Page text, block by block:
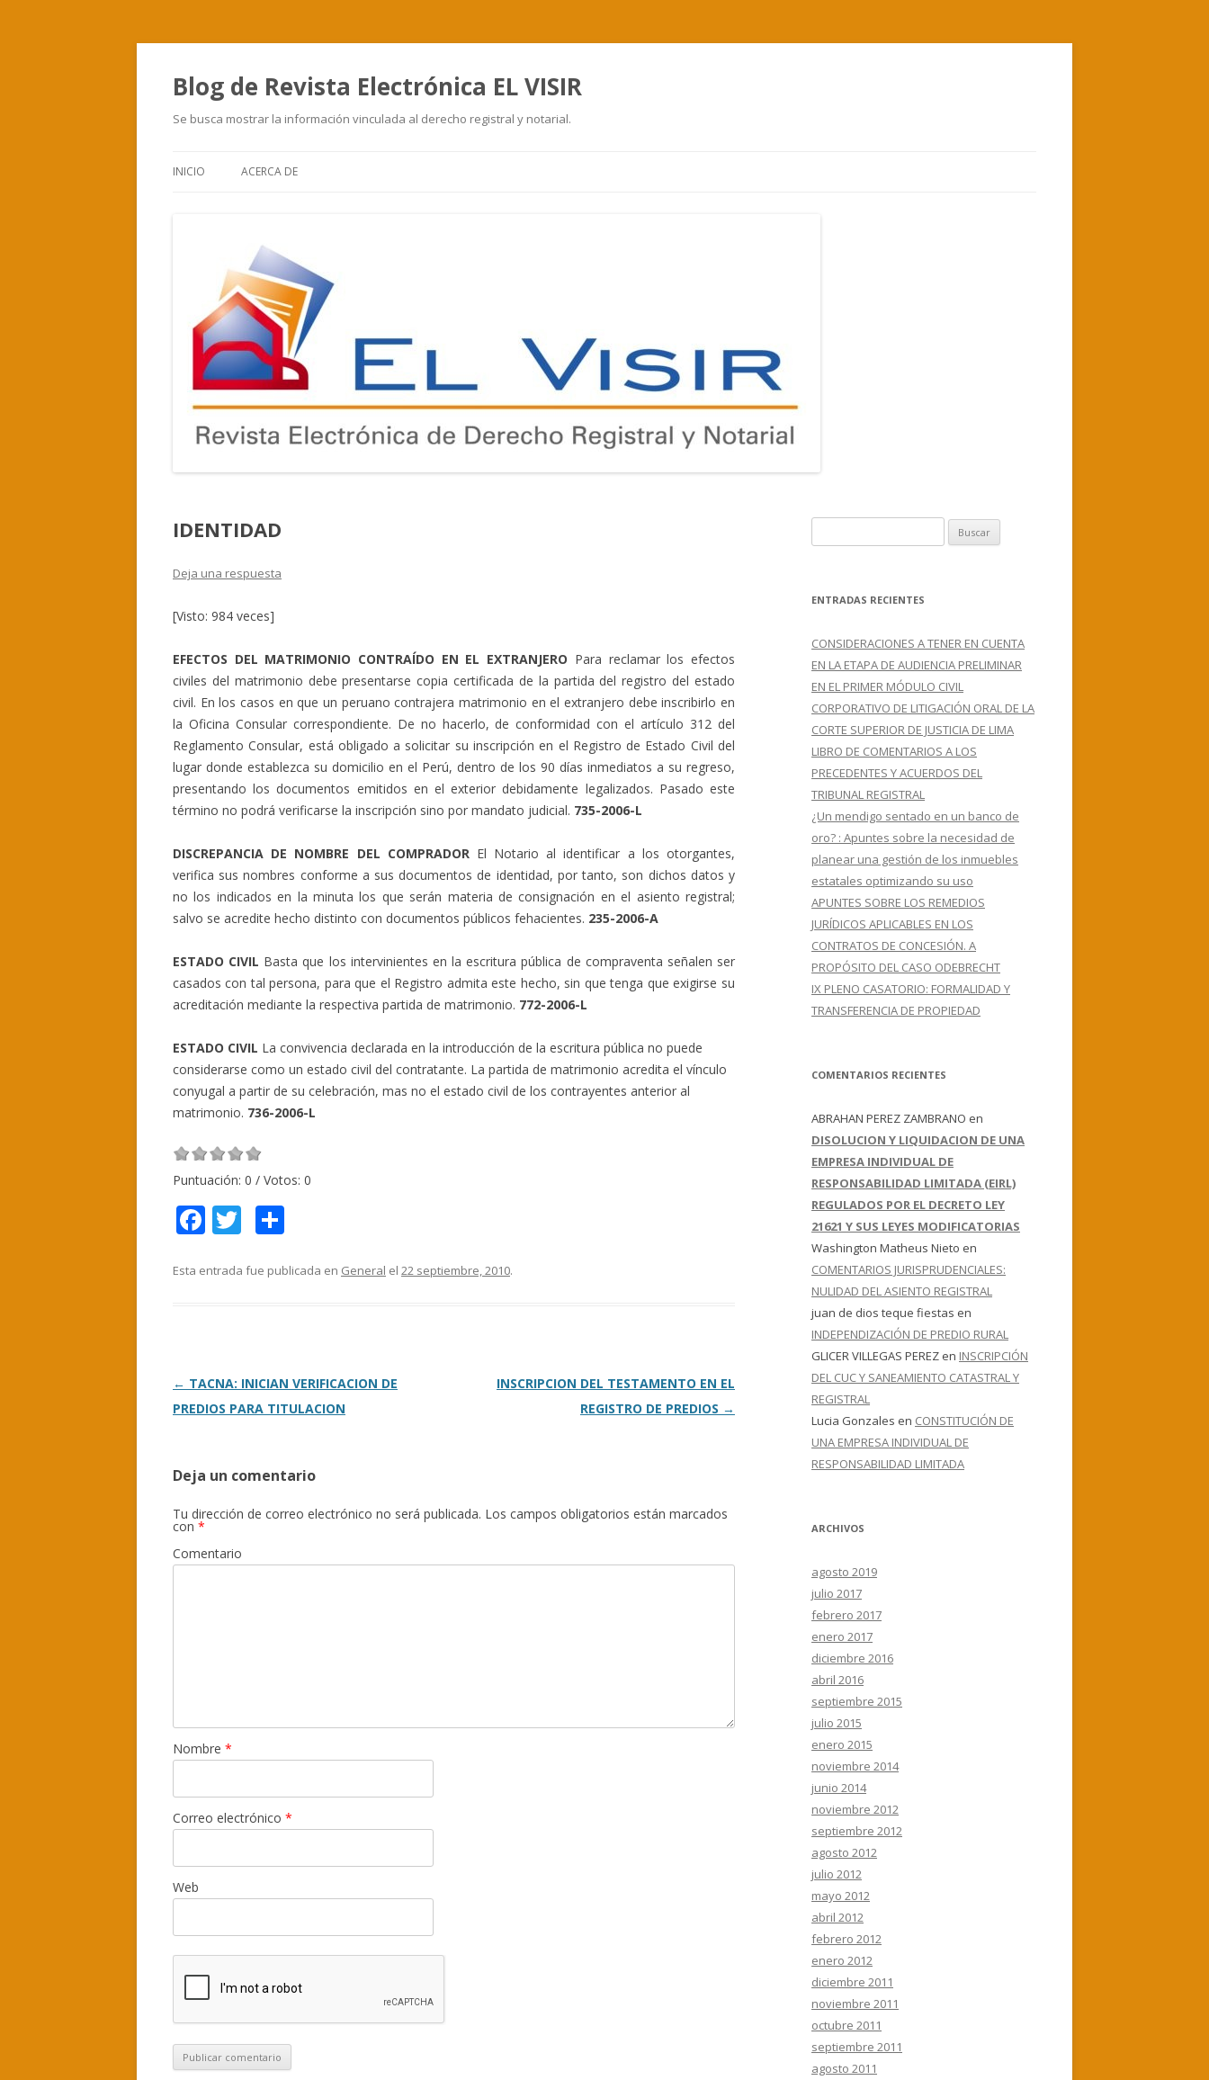
Blog de Revista Electrónica EL VISIR
Se busca mostrar la información vinculada al derecho registral y notarial.
INICIO ACERCA DE
IDENTIDAD
Deja una respuesta
[Visto: 984 veces]
EFECTOS DEL MATRIMONIO CONTRAÍDO EN EL EXTRANJERO Para reclamar los efectos
civiles del matrimonio debe presentarse copia certificada de la partida del registro del estado
civil. En los casos en que un peruano contrajera matrimonio en el extranjero debe inscribirlo en
la Oficina Consular correspondiente. De no hacerlo, de conformidad con el artículo 312 del
Reglamento Consular, está obligado a solicitar su inscripción en el Registro de Estado Civil del
lugar donde establezca su domicilio en el Perú, dentro de los 90 días inmediatos a su regreso,
presentando los documentos emitidos en el exterior debidamente legalizados. Pasado este
término no podrá verificarse la inscripción sino por mandato judicial. 735-2006-L
DISCREPANCIA DE NOMBRE DEL COMPRADOREl Notario al identificar a los otorgantes,
verifica sus nombres conforme a sus documentos de identidad, por tanto, son dichos datos y
no los indicados en la minuta los que serán materia de consignación en el asiento registral;
salvo se acredite hecho distinto con documentos públicos fehacientes. 235-2006-A
ESTADO CIVIL Basta que los intervinientes en la escritura pública de compraventa señalen ser
casados con tal persona, para que el Registro admita este hecho, sin que tenga que exigirse su
acreditación mediante la respectiva partida de matrimonio. 772-2006-L
ESTADO CIVIL La convivencia declarada en la introducción de la escritura pública no puede
considerarse como un estado civil del contratante. La partida de matrimonio acredita el vínculo
conyugal a partir de su celebración, mas no el estado civil de los contrayentes anterior al
matrimonio. 736-2006-L
Puntuación: 0 / Votos: 0
F
e
k
T
itt m
r
Esta entrada fue publicada en General el 22 septiembre, 2010.
Navegación
de
← TACNA: INICIAN VERIFICACION DE
PREDIOS PARA TITULACION
INSCRIPCION DEL TESTAMENTO EN EL
REGISTRO DE PREDIOS →
Deja un comentario
Tu dirección de correo electrónico no será publicada. Los campos obligatorios están marcados
con *
Comentario
Nombre *
Correo electrónico *
Web
u
c
r
:
ENTRADAS RECIENTES
CONSIDERACIONES A TENER EN CUENTA
EN LA ETAPA DE AUDIENCIA PRELIMINAR
EN EL PRIMER MÓDULO CIVIL
CORPORATIVO DE LITIGACIÓN ORAL DE LA
CORTE SUPERIOR DE JUSTICIA DE LIMA
LIBRO DE COMENTARIOS A LOS
PRECEDENTES Y ACUERDOS DEL
TRIBUNAL REGISTRAL
¿Un mendigo sentado en un banco de
oro? : Apuntes sobre la necesidad de
planear una gestión de los inmuebles
estatales optimizando su uso
APUNTES SOBRE LOS REMEDIOS
JURÍDICOS APLICABLES EN LOS
CONTRATOS DE CONCESIÓN. A
PROPÓSITO DEL CASO ODEBRECHT
IX PLENO CASATORIO: FORMALIDAD Y
TRANSFERENCIA DE PROPIEDAD
COMENTARIOS RECIENTES
ABRAHAN PEREZ ZAMBRANO en
DISOLUCION Y LIQUIDACION DE UNA
EMPRESA INDIVIDUAL DE
RESPONSABILIDAD LIMITADA (EIRL)
REGULADOS POR EL DECRETO LEY
21621 Y SUS LEYES MODIFICATORIAS
Washington Matheus Nieto en
COMENTARIOS JURISPRUDENCIALES:
NULIDAD DEL ASIENTO REGISTRAL
juan de dios teque fiestas en
INDEPENDIZACIÓN DE PREDIO RURAL
GLICER VILLEGAS PEREZ en INSCRIPCIÓN
DEL CUC Y SANEAMIENTO CATASTRAL Y
REGISTRAL
Lucia Gonzales en CONSTITUCIÓN DE
UNA EMPRESA INDIVIDUAL DE
RESPONSABILIDAD LIMITADA
ARCHIVOS
agosto 2019
julio 2017
febrero 2017
enero 2017
diciembre 2016
abril 2016
septiembre 2015
julio 2015
enero 2015
noviembre 2014
junio 2014
noviembre 2012
septiembre 2012
agosto 2012
julio 2012
mayo 2012
abril 2012
febrero 2012
enero 2012
diciembre 2011
noviembre 2011
octubre 2011
septiembre 2011
agosto 2011